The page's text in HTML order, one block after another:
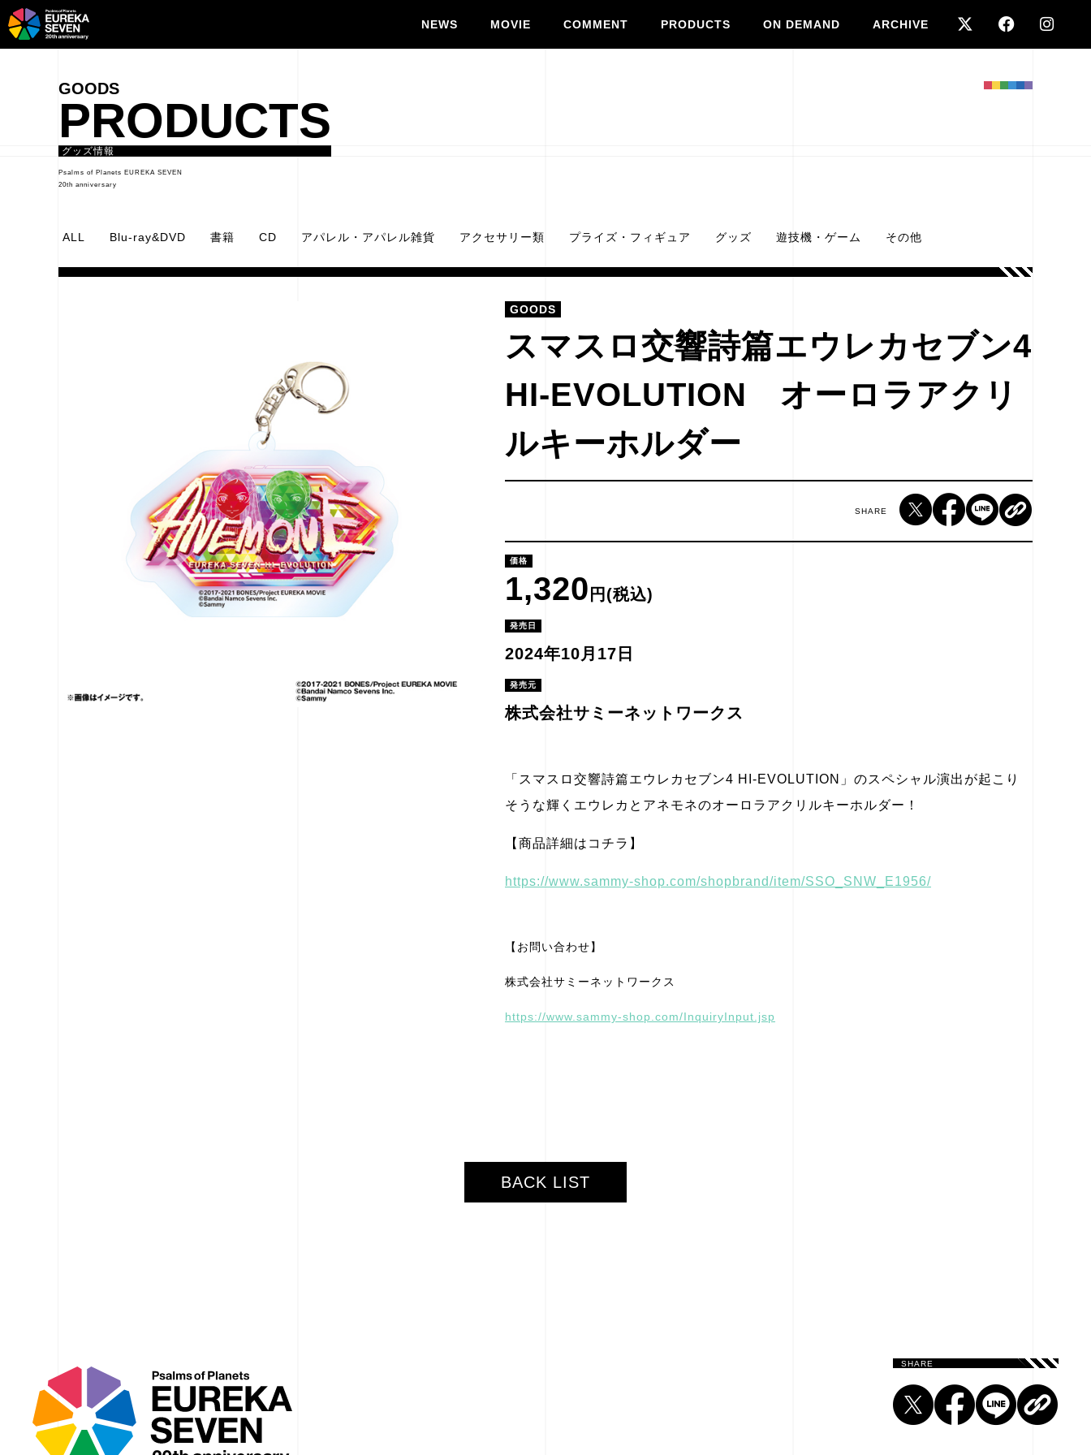
NEWS MOVIE COMMENT PRODUCTS ON DEMAND ARCHIVE
PRODUCTS
グッズ情報
Psalms of Planets EUREKA SEVEN
20th anniversary
ALL Blu-ray&DVD 書籍 CD アパレル・アパレル雑貨 アクセサリー類 プライズ・フィギュア グッズ 遊技機・ゲーム その他
GOODS
スマスロ交響詩篇エウレカセブン4
HI-EVOLUTION オーロラアクリ
ルキーホルダー
SHARE
価格
1,320 円(税込)
発売日
2024年10月17日
発売元
株式会社サミーネットワークス
「スマスロ交響詩篇エウレカセブン4 HI-EVOLUTION」のスペシャル演出が起こり
そうな輝くエウレカとアネモネのオーロラアクリルキーホルダー！
【商品詳細はコチラ】
https://www.sammy-shop.com/shopbrand/item/SSO_SNW_E1956/
【お問い合わせ】
株式会社サミーネットワークス
https://www.sammy-shop.com/InquiryInput.jsp
BACK LIST
SHARE